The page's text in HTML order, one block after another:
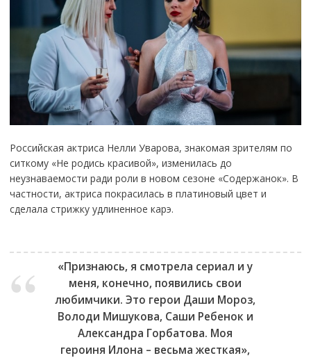
Российская актриса Нелли Уварова, знакомая зрителям по
ситкому «Не родись красивой», изменилась до
неузнаваемости ради роли в новом сезоне «Содержанок». В
частности, актриса покрасилась в платиновый цвет и
сделала стрижку удлиненное карэ.
«Признаюсь, я смотрела сериал и у
меня, конечно, появились свои
любимчики. Это герои Даши Мороз,
Володи Мишукова, Саши Ребенок и
Александра Горбатова. Моя
героиня Илона – весьма жесткая»,